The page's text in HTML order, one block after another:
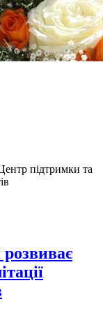
підтримки та